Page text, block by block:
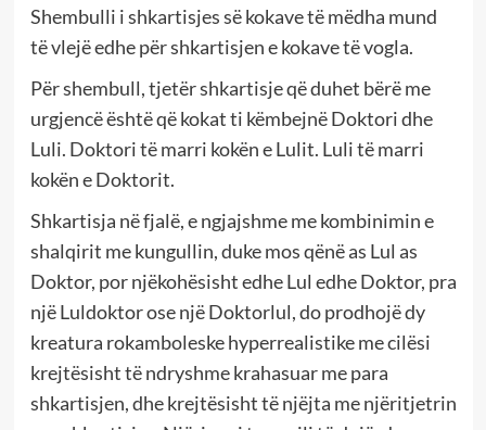
Shembulli i shkartisjes së kokave të mëdha mund
të vlejë edhe për shkartisjen e kokave të vogla.
Për shembull, tjetër shkartisje që duhet bërë me
urgjencë është që kokat ti këmbejnë Doktori dhe
Luli. Doktori të marri kokën e Lulit. Luli të marri
kokën e Doktorit.
Shkartisja në fjalë, e ngjajshme me kombinimin e
shalqirit me kungullin, duke mos qënë as Lul as
Doktor, por njëkohësisht edhe Lul edhe Doktor, pra
një Luldoktor ose një Doktorlul, do prodhojë dy
kreatura rokamboleske hyperrealistike me cilësi
krejtësisht të ndryshme krahasuar me para
shkartisjen, dhe krejtësisht të njëjta me njëritjetrin